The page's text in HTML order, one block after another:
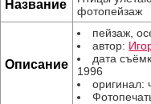
Название
фотопейзаж
Описание
пейзаж,
автор:
дата
1996
оригинал: